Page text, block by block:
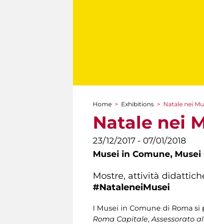
You are here
Home > Exhibitions > Natale nei
Natale nei
23/12/2017 - 07/01/2018
Musei in Comune, Musei
Mostre, attività
#NataleneiMusei​
I Musei in Comune di Roma
Roma Capitale,Assessorato